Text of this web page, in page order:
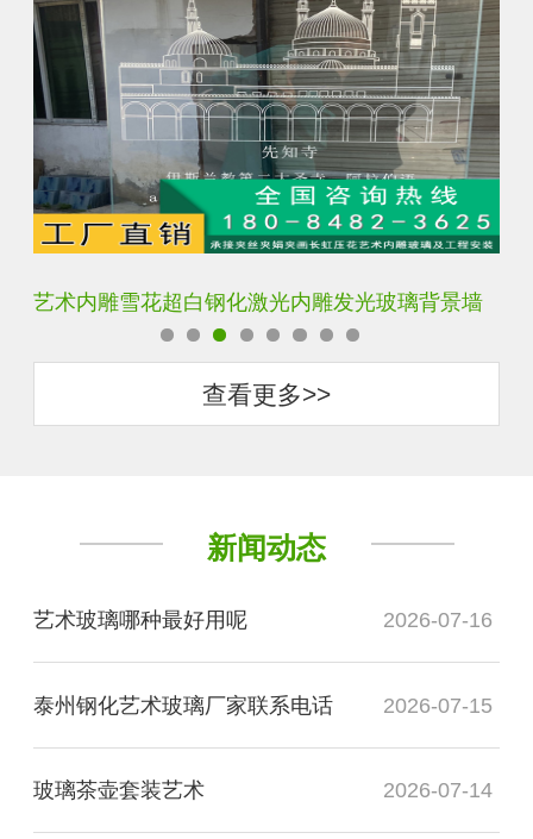
艺术内雕雪花超白钢化激光内雕发光玻璃背景墙
查看更多>>
新闻动态
艺术玻璃哪种最好用呢 2026-07-16
泰州钢化艺术玻璃厂家联系电话 2026-07-15
玻璃茶壶套装艺术 2026-07-14